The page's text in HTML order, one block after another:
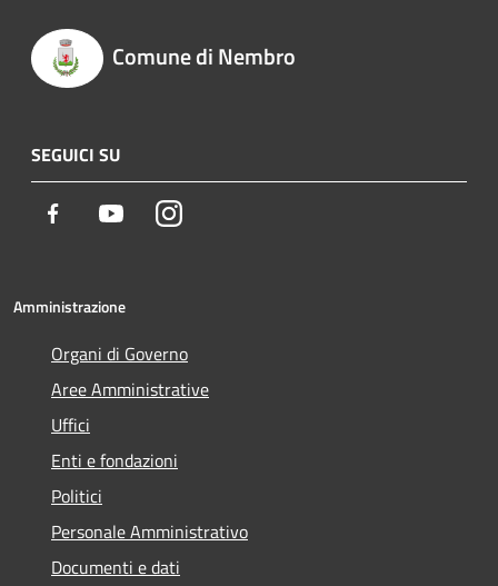
Comune di Nembro
SEGUICI SU
Facebook YoutubeInstagram
Amministrazione
Organi di Governo
Aree Amministrative
Uffici
Enti e fondazioni
Politici
Personale Amministrativo
Documenti e dati